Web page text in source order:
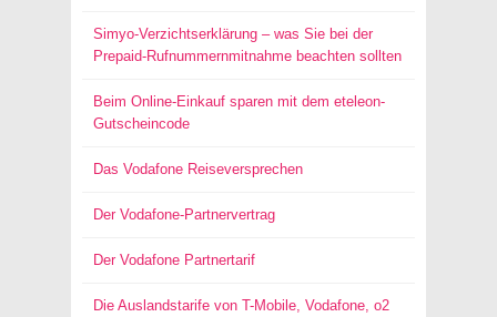
Simyo-Verzichtserklärung – was Sie bei der
Prepaid-Rufnummernmitnahme beachten sollten
Beim Online-Einkauf sparen mit dem eteleon-
Gutscheincode
Das Vodafone Reiseversprechen
Der Vodafone-Partnervertrag
Der Vodafone Partnertarif
Die Auslandstarife von T-Mobile, Vodafone, o2